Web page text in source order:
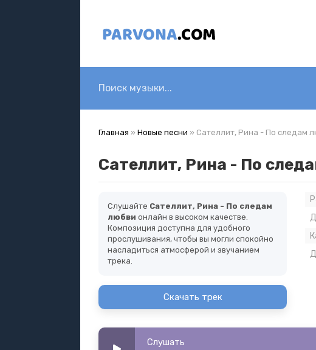
Главная » Новые песни » Сателлит, Рина - По следам
Сателлит, Рина - По
Слушайте Сателлит, Рина - По следам
любви онлайн в высоком качестве.
Композиция доступна для удобного
прослушивания, чтобы вы могли спокойно
насладиться атмосферой и звучанием
трека.
Скачать трек
Слушать